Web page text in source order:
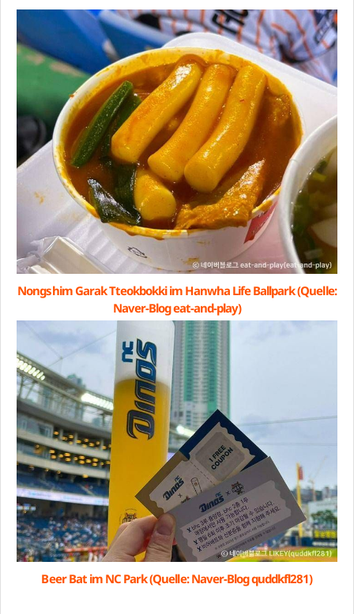
Nongshim Garak Tteokbokki im Hanwha Life Ballpark (Quelle:
Naver-Blog eat-and-play)
Beer Bat im NC Park (Quelle: Naver-Blog quddkfl281)